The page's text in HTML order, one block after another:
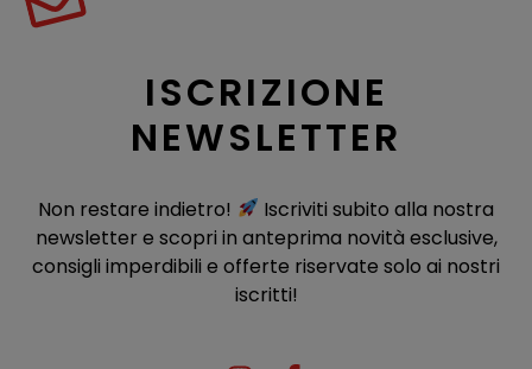
ISCRIZIONE
NEWSLETTER
Non restare indietro!
Iscriviti subito alla nostra
newsletter e scopri in anteprima novità esclusive,
consigli imperdibili e offerte riservate solo ai nostri
iscritti!